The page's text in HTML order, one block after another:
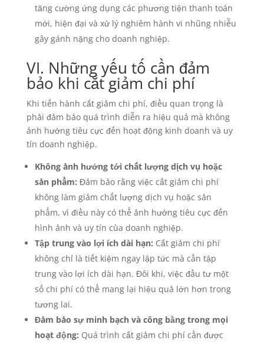
tăng cường ứng dụng các phương tiện thanh toán
mới, hiện đại và xử lý nghiêm hành vi nhũng nhiễu
gây gánh nặng cho doanh nghiệp.
VI. Những yếu tố cần đảm
bảo khi cắt giảm chi phí
Khi tiến hành cắt giảm chi phí, điều quan trọng là
phải đảm bảo quá trình diễn ra hiệu quả mà không
ảnh hưởng tiêu cực đến hoạt động kinh doanh và uy
tín doanh nghiệp.
Không ảnh hưởng tới chất lượng dịch vụ hoặc
sản phẩm: Đảm bảo rằng việc cắt giảm chi phí
không làm giảm chất lượng dịch vụ hoặc sản
phẩm, vì điều này có thể ảnh hưởng tiêu cực đến
hình ảnh và uy tín của doanh nghiệp.
Tập trung vào lợi ích dài hạn: Cắt giảm chi phí
không chỉ là tiết kiệm ngay lập tức mà cần tập
trung vào lợi ích dài hạn. Đôi khi, việc đầu tư một
số chi phí có thể mang lại hiệu quả lớn hơn trong
tương lai.
Đảm bảo sự minh bạch và công bằng trong mọi
hoạt động: Quá trình cắt giảm chi phí cần được